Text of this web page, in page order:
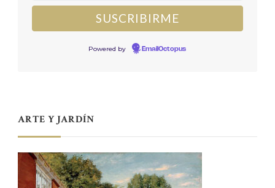
Powered by EmailOctopus
ARTE Y JARDÍN